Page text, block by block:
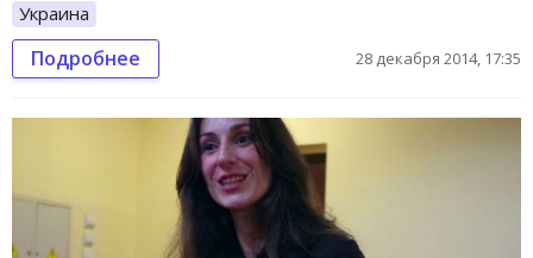
Украина
Подробнее 28 декабря 2014, 17:35